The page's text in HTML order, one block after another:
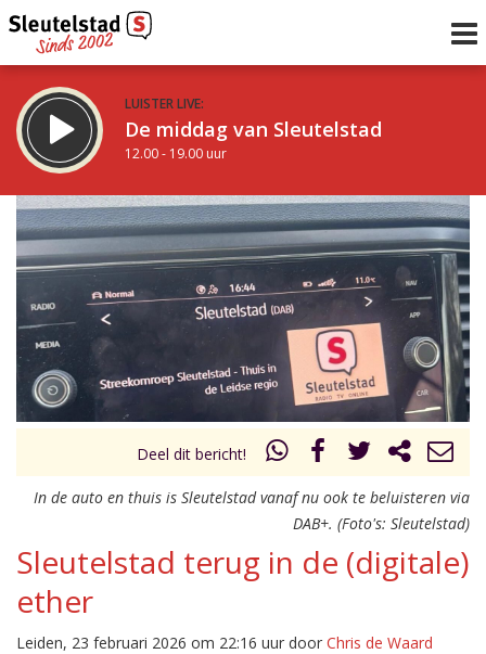
LUISTER LIVE:
De middag van Sleutelstad
12.00 - 19.00 uur
STRAKS:
De avond van Sleutelstad
19.00 - 22.00 uur
Vorig uur
uur 1 van 0 Volgend uur
Deel dit bericht!
In de auto en thuis is Sleutelstad vanaf nu ook te beluisteren via
DAB+. (Foto's: Sleutelstad)
Sleutelstad terug in de (digitale)
ether
Leiden, 23 februari 2026 om 22:16 uur door Chris de Waard